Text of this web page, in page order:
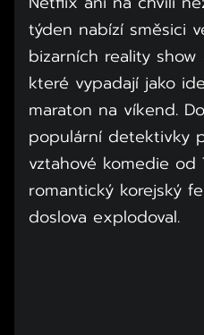
týden nabízí směsici
bizarních reality
které vypadají jako
maraton na víkend.
populární detektivky
vztahové komedie od
romantický korejský
doslova explodoval.